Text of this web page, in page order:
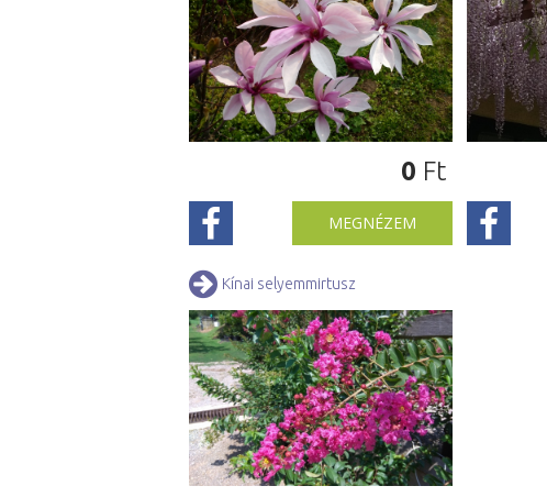
0 Ft
MEGNÉZEM
Kínai selyemmirtusz